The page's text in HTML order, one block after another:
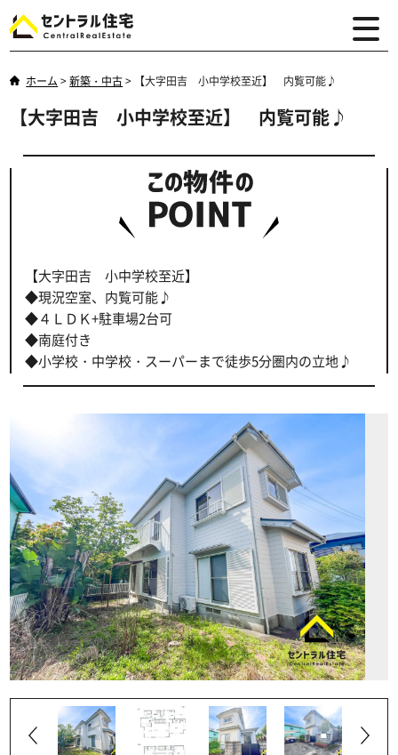
ホーム >新築・中古> 【大字田吉 小中学校至近】 内覧可能♪
【大字田吉 小中学校至近】 内覧可能♪
【大字田吉 小中学校至近】
◆現況空室、内覧可能♪
◆４ＬＤＫ+駐車場2台可
◆南庭付き
◆小学校・中学校・スーパーまで徒歩5分圏内の立地♪